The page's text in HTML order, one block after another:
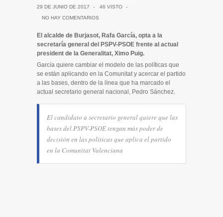
29 DE JUNIO DE 2017
- 46 VISTO
-
NO HAY COMENTARIOS
El alcalde de Burjasot, Rafa García, opta a la
secretaría general del PSPV-PSOE frente al actual
president de la Generalitat, Ximo Puig.
García quiere cambiar el modelo de las políticas que
se están aplicando en la Comunitat y acercar el partido
a las bases, dentro de la línea que ha marcado el
actual secretario general nacional, Pedro Sánchez.
El candidato a secretario general quiere que las
bases del PSPV-PSOE tengan más poder de
decisión en las políticas que aplica el partido
en la Comunitat Valenciana